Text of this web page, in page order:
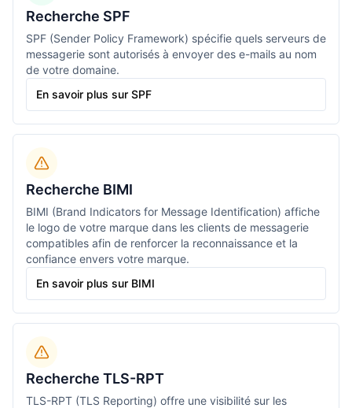
Recherche SPF
SPF (Sender Policy Framework) spécifie quels serveurs de
messagerie sont autorisés à envoyer des e-mails au nom
de votre domaine.
En savoir plus sur SPF
Recherche BIMI
BIMI (Brand Indicators for Message Identification) affiche
le logo de votre marque dans les clients de messagerie
compatibles afin de renforcer la reconnaissance et la
confiance envers votre marque.
En savoir plus sur BIMI
Recherche TLS-RPT
TLS-RPT (TLS Reporting) offre une visibilité sur les